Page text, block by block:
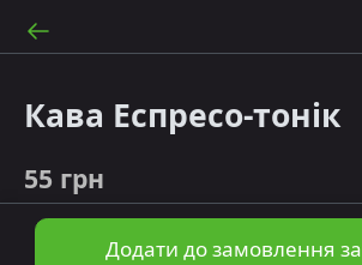
Кава Еспресо-тонік
55 грн
Додати до замовлення за